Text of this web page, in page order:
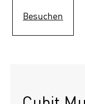
Besuchen